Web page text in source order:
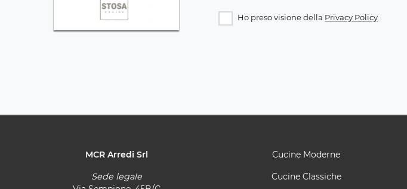
Ho preso visione della Privacy Policy
MCR Arredi Srl
Sede legale
Cucine Moderne
Cucine Classiche